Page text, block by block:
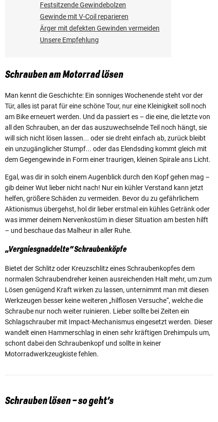
Festsitzende Gewindebolzen
Gewinde mit V-Coil reparieren
Ärger mit defekten Gewinden vermeiden
Unsere Empfehlung
Schrauben am Motorrad lösen
Man kennt die Geschichte: Ein sonniges Wochenende steht vor der
Tür, alles ist parat für eine schöne Tour, nur eine Kleinigkeit soll noch
am Bike erneuert werden. Und da passiert es – die eine, die letzte von
all den Schrauben, an der das auszuwechselnde Teil noch hängt, sie
will sich nicht lösen lassen... oder sie dreht einfach ab, zurück bleibt
ein unzugänglicher Stumpf... oder das Elendsding kommt gleich mit
dem Gegengewinde in Form einer traurigen, kleinen Spirale ans Licht.
Egal, was dir in solch einem Augenblick durch den Kopf gehen mag –
gib deiner Wut lieber nicht nach! Nur ein kühler Verstand kann jetzt
helfen, größere Schäden zu vermeiden. Bevor du zu gefährlichem
Aktionismus übergehst, hol dir lieber erstmal ein kühles Getränk oder
was immer deinem Nervenkostüm in dieser Situation am besten hilft
– und beschaue das Malheur in aller Ruhe.
„Vergniesgnaddelte“ Schraubenköpfe
Bietet der Schlitz oder Kreuzschlitz eines Schraubenkopfes dem
normalen Schraubendreher keinen ausreichenden Halt mehr, um zum
Lösen genügend Kraft wirken zu lassen, unternimmt man mit diesen
Werkzeugen besser keine weiteren „hilflosen Versuche“, welche die
Schraube nur noch weiter ruinieren. Lieber sollte bei Zeiten ein
Schlagschrauber mit Impact-Mechanismus eingesetzt werden. Dieser
wandelt einen Hammerschlag in einen sehr kräftigen Drehimpuls um,
schont dabei den Schraubenkopf und sollte in keiner
Motorradwerkzeugkiste fehlen.
Schrauben lösen – so geht’s